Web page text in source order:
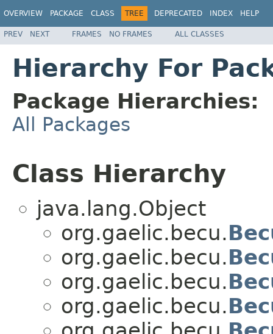
OVERVIEW PACKAGE CLASS TREE DEPRECATED INDEX HELP
PREV NEXT FRAMES NO FRAMES ALL CLASSES
Hierarchy For
Package Hierarchies:
All Packages
Class Hierarchy
java.lang.Object
org.gaelic.becu.
org.gaelic.becu.
org.gaelic.becu.
org.gaelic.becu.